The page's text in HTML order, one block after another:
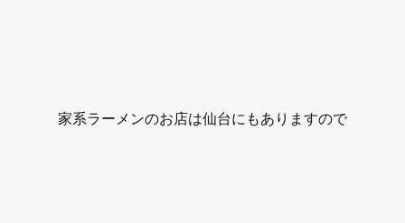
家系ラーメンのお店は仙台にもありますので